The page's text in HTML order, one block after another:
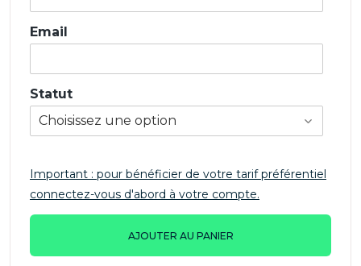
Email
Statut
Important : pour bénéficier de votre tarif préférentiel
connectez-vous d'abord à votre compte.
AJOUTER AU PANIER